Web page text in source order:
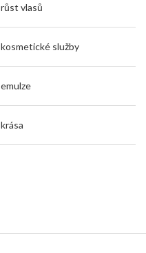
růst vlasů
kosmetické služby
emulze
krása